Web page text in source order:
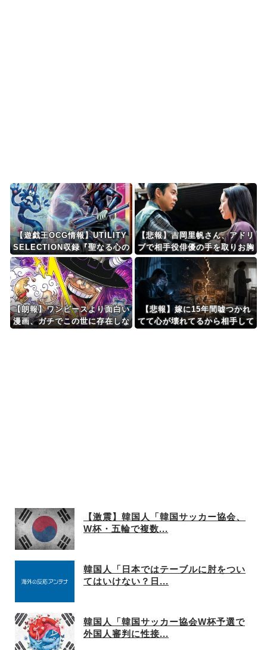
Powered by livedoor 相互RSS
【遊戯王OCG情報】UTILITY
SELECTION収録『聖なる心の
バリア －マインドフォース
－』実物画像
【悲報】吉岡里帆さん、アドリ
ブで相手役俳優の手を取りお胸
に押し当てる（画像あり）
【朗報】ワンピースより面白い
漫画、ガチでこの世に存在しな
【悲報】嫁に15年間嘘つかれ
てて心が壊れてるから相手して
【激震】韓国人「韓国サッカー協会、
W杯・五輪で複数...
韓国人「日本ではテーブルに肘をつい
てはいけない？日...
韓国人「韓国サッカー協会W杯予選で
外国人審判に性接...